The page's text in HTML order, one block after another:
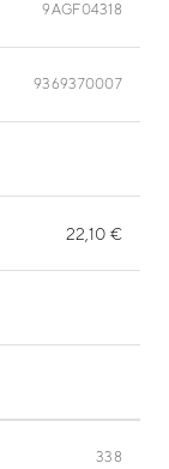
9AGF04318
9369370007
22,10 €
338